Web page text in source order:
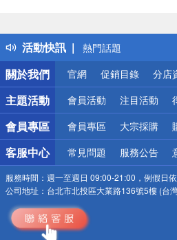
活動快訊
得獎公告
熱門話題
銀行優惠
偏遠地區配送
詐騙網頁！請小心！
關於我們
官網 促銷目錄 分店
主題活動 會員活動 注目活動
會員專區 會員專區 大宗採購
客服中心 常見問題 服務公告
服務時間： 週一至週日 09:00-21:00，例假日
公司地址： 台北市北投區大業路136號5樓 (台